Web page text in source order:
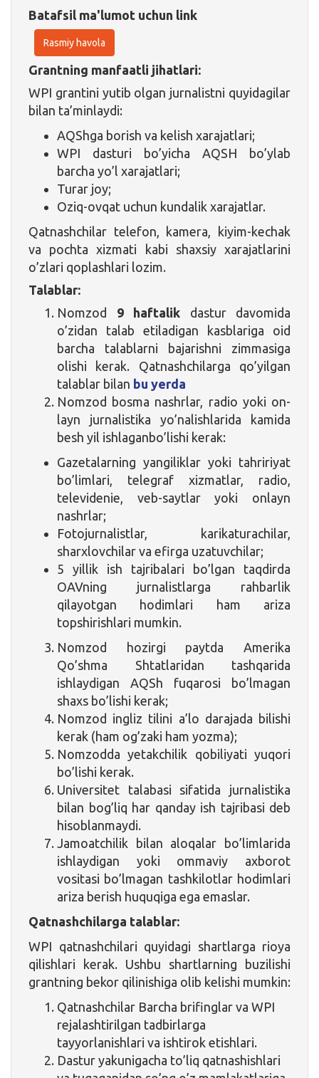
Batafsil ma'lumot uchun link
Rasmiy havola
Grantning manfaatli jihatlari:
WPI grantini yutib olgan jurnalistni quyidagilar
bilan ta’minlaydi:
AQShga borish va kelish xarajatlari;
WPI dasturi bo’yicha AQSH bo’ylab
barcha yo’l xarajatlari;
Turar joy;
Oziq-ovqat uchun kundalik xarajatlar.
Qatnashchilar telefon, kamera, kiyim-kechak
va pochta xizmati kabi shaxsiy xarajatlarini
o’zlari qoplashlari lozim.
Talablar:
Nomzod 9 haftalik dastur davomida
o’zidan talab etiladigan kasblariga oid
barcha talablarni bajarishni zimmasiga
olishi kerak. Qatnashchilarga qo’yilgan
talablar bilan bu yerda
Nomzod bosma nashrlar, radio yoki on-
layn jurnalistika yo’nalishlarida kamida
besh yil ishlaganbo’lishi kerak:
Gazetalarning yangiliklar yoki tahririyat
bo’limlari, telegraf xizmatlar, radio,
televidenie, veb-saytlar yoki onlayn
nashrlar;
Fotojurnalistlar, karikaturachilar,
sharxlovchilar va efirga uzatuvchilar;
5 yillik ish tajribalari bo’lgan taqdirda
OAVning jurnalistlarga rahbarlik
qilayotgan hodimlari ham ariza
topshirishlari mumkin.
Nomzod hozirgi paytda Amerika
Qo’shma Shtatlaridan tashqarida
ishlaydigan AQSh fuqarosi bo’lmagan
shaxs bo’lishi kerak;
Nomzod ingliz tilini a’lo darajada bilishi
kerak (ham og’zaki ham yozma);
Nomzodda yetakchilik qobiliyati yuqori
bo’lishi kerak.
Universitet talabasi sifatida jurnalistika
bilan bog’liq har qanday ish tajribasi deb
hisoblanmaydi.
Jamoatchilik bilan aloqalar bo’limlarida
ishlaydigan yoki ommaviy axborot
vositasi bo’lmagan tashkilotlar hodimlari
ariza berish huquqiga ega emaslar.
Qatnashchilarga talablar:
WPI qatnashchilari quyidagi shartlarga rioya
qilishlari kerak. Ushbu shartlarning buzilishi
grantning bekor qilinishiga olib kelishi mumkin:
Qatnashchilar Barcha brifinglar va WPI
rejalashtirilgan tadbirlarga
tayyorlanishlari va ishtirok etishlari.
Dastur yakunigacha to’liq qatnashishlari